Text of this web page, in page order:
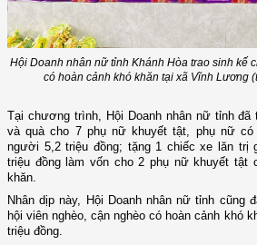
Hội Doanh nhân nữ tỉnh Khánh Hòa trao sinh kế
có hoàn cảnh khó khăn tại xã Vĩnh Lương
Tại chương trình, Hội Doanh nhân nữ tỉnh
và quà cho 7 phụ nữ khuyết tật, phụ nữ có
người 5,2 triệu đồng; tặng 1 chiếc xe lăn trị
triệu đồng làm vốn cho 2 phụ nữ khuyết tật
khăn.
Nhân dịp này, Hội Doanh nhân nữ tỉnh cũng
hội viên nghèo, cận nghèo có hoàn cảnh khó
triệu đồng.